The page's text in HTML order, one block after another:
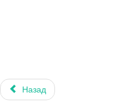
Назад